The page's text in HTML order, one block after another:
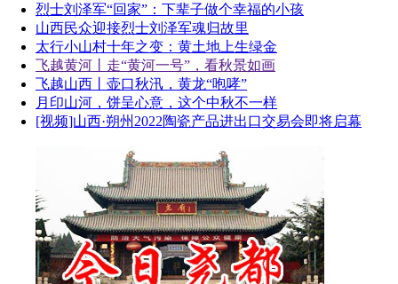
烈士刘泽军“回家”：下辈子做个幸福的小孩
山西民众迎接烈士刘泽军魂归故里
太行小山村十年之变：黄土地上生绿金
飞越黄河丨走“黄河一号”，看秋景如画
飞越山西丨壶口秋汛，黄龙“咆哮”
月印山河，饼呈心意，这个中秋不一样
[视频]山西·朔州2022陶瓷产品进出口交易会即将启幕